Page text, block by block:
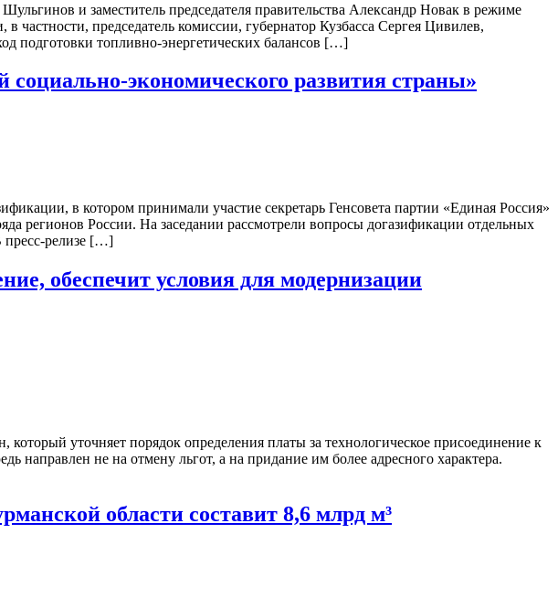
и заместитель председателя правительства Александр Новак в режиме
частности, председатель комиссии, губернатор Кузбасса Сергея Цивилев,
подготовки топливно-энергетических балансов […]
экономического развития страны»
в котором принимали участие секретарь Генсовета партии «Единая Россия»
регионов России. На заседании рассмотрели вопросы догазификации отдельных
пресс-релизе […]
обеспечит условия для модернизации
уточняет порядок определения платы за технологическое присоединение к
направлен не на отмену льгот, а на придание им более адресного характера.
области составит 8,6 млрд м³